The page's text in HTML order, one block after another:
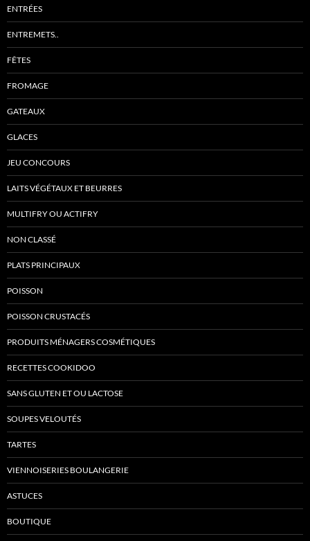
ENTRÉES
ENTREMETS..
FÊTES
FROMAGE
GATEAUX
GLACES
JEU CONCOURS
LAITS VÉGÉTAUX ET BEURRES
MULTIFRY OU ACTIFRY
NON CLASSÉ
PLATS PRINCIPAUX
POISSON
POISSON CRUSTACÉS
PRODUITS MÉNAGERS COSMÉTIQUES
RECETTES COOKIDOO
SANS GLUTEN ET OU LACTOSE
SOUPES VELOUTÉS
TARTES
VIENNOISERIES BOULANGERIE
ASTUCES
BOUTIQUE